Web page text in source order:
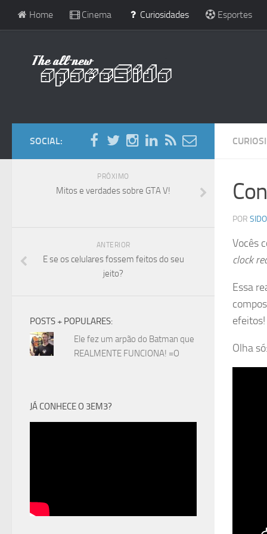
Home Cinema Curiosidades Esportes
POR SIDO
Vocês
clock
Essa
efeitos!
Olha só:
SOCIAL:
PRÓXIMO
Mitos e verdades sobre GTA V!
ANTERIOR
E se os celulares fossem feitos do seu
jeito?
POSTS + POPULARES:
Ele fez um arpão do Batman que
REALMENTE FUNCIONA! =O
JÁ CONHECE O 3EM3?